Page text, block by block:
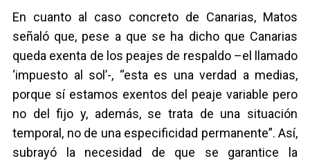
En cuanto al caso concreto de Canarias, Matos
señaló que, pese a que se ha dicho que Canarias
queda exenta de los peajes de respaldo –el llamado
‘impuesto al sol’-, “esta es una verdad a medias,
porque sí estamos exentos del peaje variable pero
no del fijo y, además, se trata de una situación
temporal, no de una especificidad permanente”. Así,
subrayó la necesidad de que se garantice la